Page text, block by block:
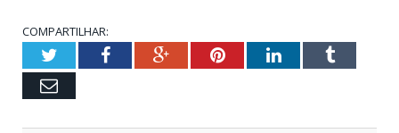
COMPARTILHAR:
TwitterFacebookGoogle+PinterestLinkedInTumblr
Email